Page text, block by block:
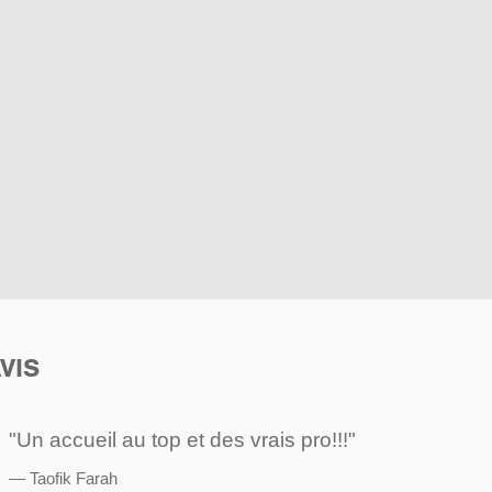
"Un accueil au top et des vrais pro!!!"
Taofik Farah